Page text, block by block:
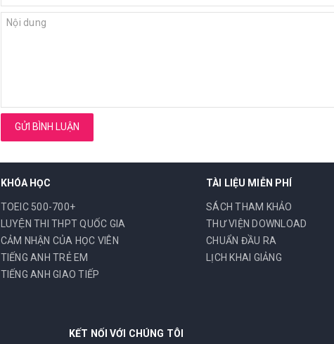
GỬI BÌNH LUẬN
KHÓA HỌC
TOEIC 500-700+
LUYỆN THI THPT QUỐC GIA
CẢM NHẬN CỦA HỌC VIÊN
TIẾNG ANH TRẺ EM
TIẾNG ANH GIAO TIẾP
TÀI LIỆU MIỄN PHÍ
SÁCH THAM KHẢO
THƯ VIỆN DOWNLOAD
CHUẨN ĐẦU RA
LỊCH KHAI GIẢNG
KẾT NỐI VỚI CHÚNG TÔI